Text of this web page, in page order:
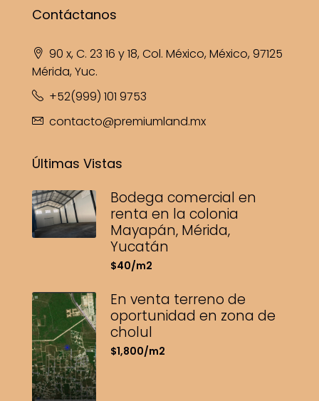
Contáctanos
90 x, C. 23 16 y 18, Col. México, México, 97125
Mérida, Yuc.
+52(999) 101 9753
contacto@premiumland.mx
Últimas Vistas
Bodega comercial en
renta en la colonia
Mayapán, Mérida,
Yucatán
$40/m2
En venta terreno de
oportunidad en zona de
cholul
$1,800/m2